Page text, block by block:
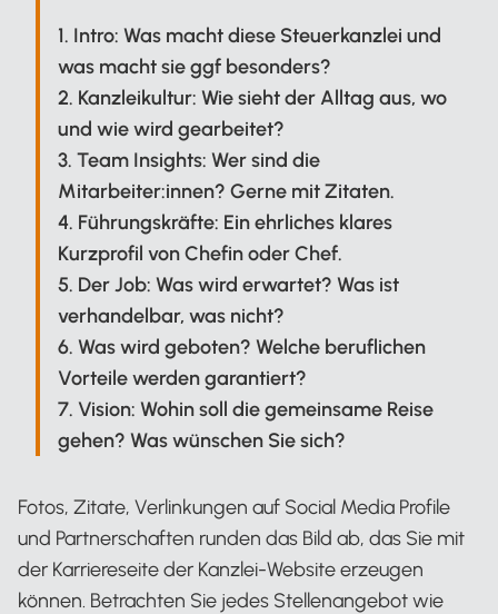
1. Intro: Was macht diese Steuerkanzlei und
was macht sie ggf besonders?
2. Kanzleikultur: Wie sieht der Alltag aus, wo
und wie wird gearbeitet?
3. Team Insights: Wer sind die
Mitarbeiter:innen? Gerne mit Zitaten.
4. Führungskräfte: Ein ehrliches klares
Kurzprofil von Chefin oder Chef.
5. Der Job: Was wird erwartet? Was ist
verhandelbar, was nicht?
6. Was wird geboten? Welche beruflichen
Vorteile werden garantiert?
7. Vision: Wohin soll die gemeinsame Reise
gehen? Was wünschen Sie sich?
Fotos, Zitate, Verlinkungen auf Social Media Profile
und Partnerschaften runden das Bild ab, das Sie mit
der Karriereseite der Kanzlei-Website erzeugen
können. Betrachten Sie jedes Stellenangebot wie